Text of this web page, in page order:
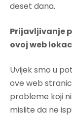
deset dana.
Prijavljivanje
ovoj web
Uvijek smo u
ove web
probleme koji
mislite da ne